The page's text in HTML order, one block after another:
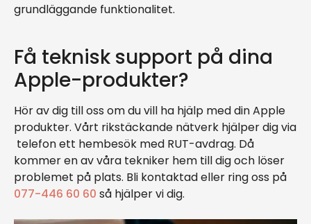
grundläggande funktionalitet.
Få teknisk support på dina
Apple-produkter?
Hör av dig till oss om du vill ha hjälp med din Apple
produkter. Vårt rikstäckande nätverk hjälper dig via
telefon ett hembesök med RUT-avdrag. Då
kommer en av våra tekniker hem till dig och löser
problemet på plats. Bli kontaktad eller ring oss på
077-446 60 60 så hjälper vi dig.